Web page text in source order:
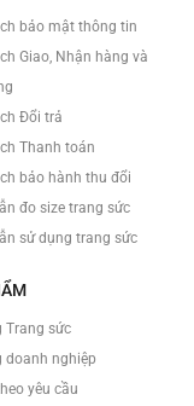
bảo mật thông tin
Giao, Nhận hàng và
Đổi trả
Thanh toán
bảo hành thu đổi
đo size trang sức
sử dụng trang sức
Trang sức
doanh nghiệp
yêu cầu